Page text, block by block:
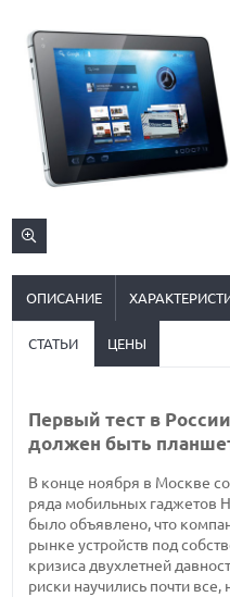
ОПИСАНИЕ
СТАТЬИ ЦЕНЫ
Первый тест в
должен быть
В конце ноября в Москве
ряда мобильных гаджетов
было объявлено, что
рынке устройств под
кризиса двухлетней
риски научились почти все,